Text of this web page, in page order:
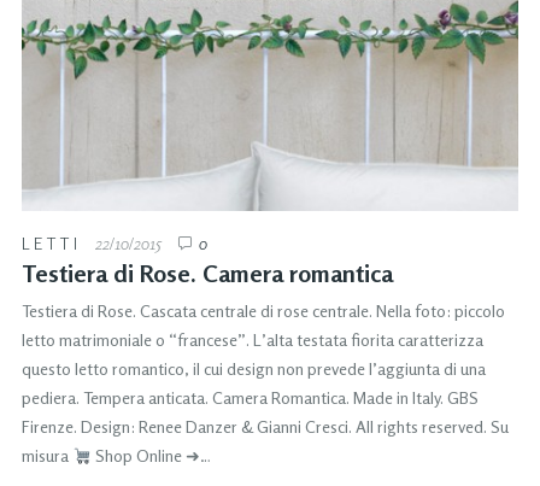
LETTI 22/10/2015 0
Testiera di Rose. Camera romantica
Testiera di Rose. Cascata centrale di rose centrale. Nella foto: piccolo
letto matrimoniale o “francese”. L’alta testata fiorita caratterizza
questo letto romantico, il cui design non prevede l’aggiunta di una
pediera. Tempera anticata. Camera Romantica. Made in Italy. GBS
Firenze. Design: Renee Danzer & Gianni Cresci. All rights reserved. Su
misura
Shop Online ➜…